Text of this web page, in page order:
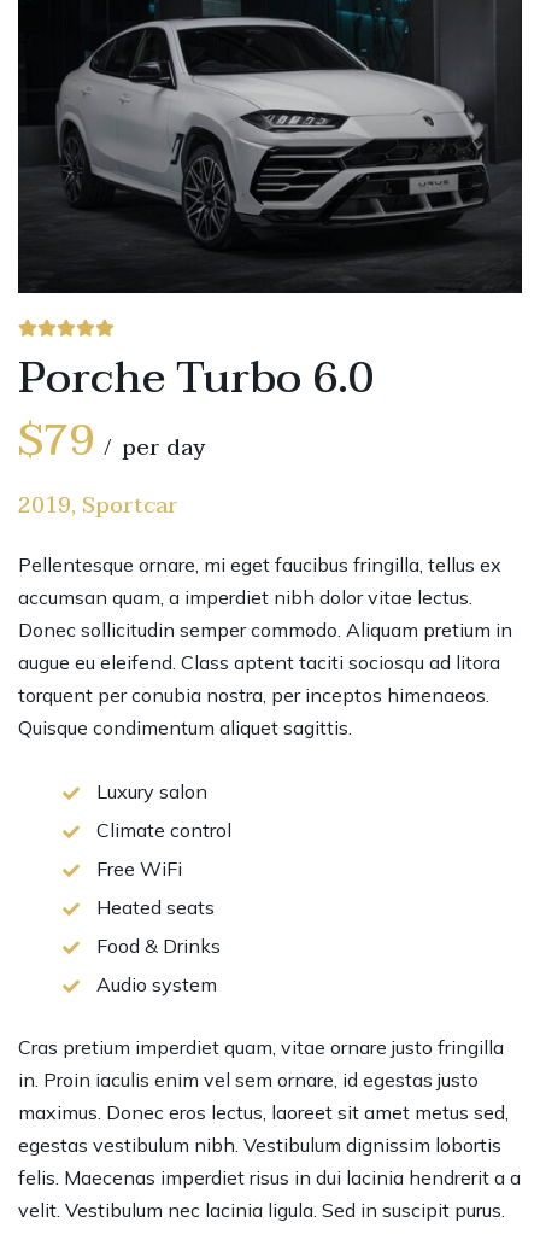
Porche Turbo 6.0
$79
per day
2019, Sportcar
Pellentesque ornare, mi eget faucibus fringilla, tellus ex
accumsan quam, a imperdiet nibh dolor vitae lectus.
Donec sollicitudin semper commodo. Aliquam pretium in
augue eu eleifend. Class aptent taciti sociosqu ad litora
torquent per conubia nostra, per inceptos himenaeos.
Quisque condimentum aliquet sagittis.
Luxury salon
Climate control
Free WiFi
Heated seats
Food & Drinks
Audio system
Cras pretium imperdiet quam, vitae ornare justo fringilla
in. Proin iaculis enim vel sem ornare, id egestas justo
maximus. Donec eros lectus, laoreet sit amet metus sed,
egestas vestibulum nibh. Vestibulum dignissim lobortis
felis. Maecenas imperdiet risus in dui lacinia hendrerit a a
velit. Vestibulum nec lacinia ligula. Sed in suscipit purus.